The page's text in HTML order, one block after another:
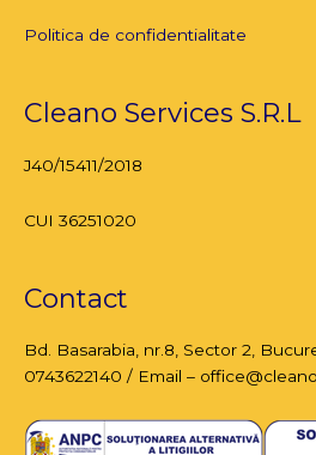
Politica de confidentialitate
Cleano Services S.R.L
J40/15411/2018
CUI 36251020
Contact
Bd. Basarabia, nr.8, Sector 2,
0743622140 / Email –